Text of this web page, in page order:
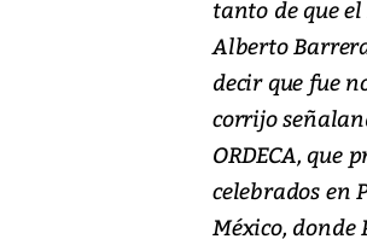
tanto de que el
Alberto
decir que fue
corrijo
ORDECA, que
celebrados en
México, donde